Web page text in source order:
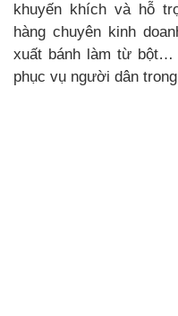
khuyến khích và hỗ
hàng chuyên kinh
xuất bánh làm từ bột…
phục vụ người dân